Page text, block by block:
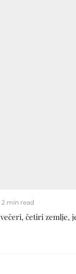
2 min read
četiri zemlje,